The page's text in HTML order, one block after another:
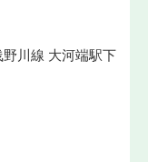
川線 大河端駅下